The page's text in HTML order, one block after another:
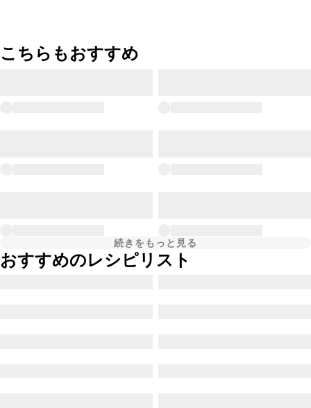
こちらもおすすめ
続きをもっと見る
おすすめのレシピリスト